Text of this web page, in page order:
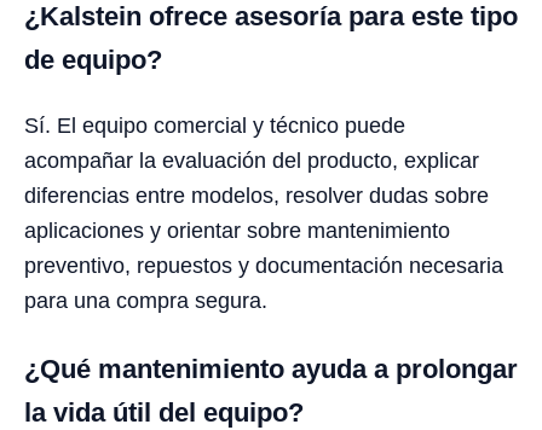
¿Kalstein ofrece asesoría para este tipo
de equipo?
Sí. El equipo comercial y técnico puede
acompañar la evaluación del producto, explicar
diferencias entre modelos, resolver dudas sobre
aplicaciones y orientar sobre mantenimiento
preventivo, repuestos y documentación necesaria
para una compra segura.
¿Qué mantenimiento ayuda a prolongar
la vida útil del equipo?